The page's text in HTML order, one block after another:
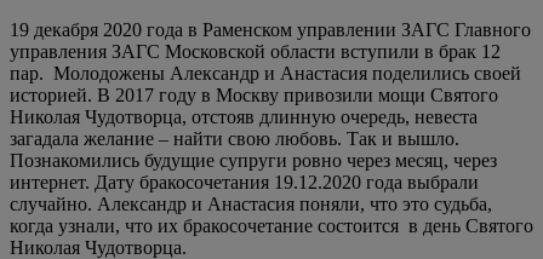
19 декабря 2020 года в Раменском управлении ЗАГС Главного
управления ЗАГС Московской области вступили в брак 12
пар. Молодожены Александр и Анастасия поделились своей
историей. В 2017 году в Москву привозили мощи Святого
Николая Чудотворца, отстояв длинную очередь, невеста
загадала желание – найти свою любовь. Так и вышло.
Познакомились будущие супруги ровно через месяц, через
интернет. Дату бракосочетания 19.12.2020 года выбрали
случайно. Александр и Анастасия поняли, что это судьба,
когда узнали, что их бракосочетание состоится в день Святого
Николая Чудотворца.